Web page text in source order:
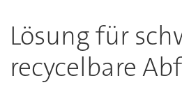
Lösung für
recycelbare